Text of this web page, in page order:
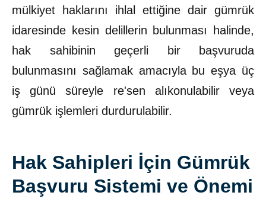
mülkiyet haklarını ihlal ettiğine dair gümrük
idaresinde kesin delillerin bulunması halinde,
hak sahibinin geçerli bir başvuruda
bulunmasını sağlamak amacıyla bu eşya üç
iş günü süreyle re'sen alıkonulabilir veya
gümrük işlemleri durdurulabilir.
Hak Sahipleri İçin Gümrük
Başvuru Sistemi ve Önemi